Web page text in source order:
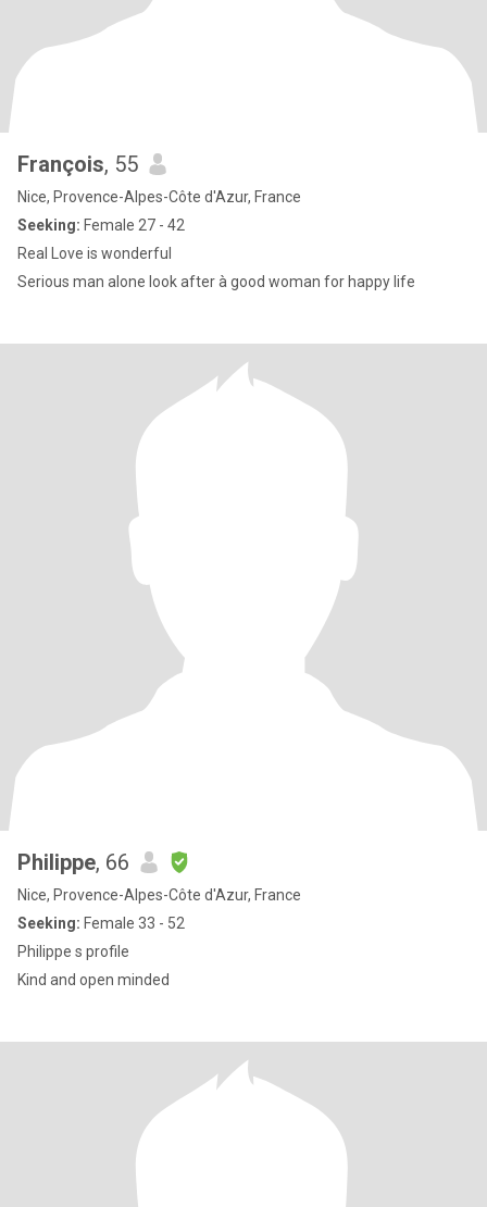
François, 55
Nice, Provence-Alpes-Côte d'Azur, France
Seeking: Female 27 - 42
Real Love is wonderful
Serious man alone look after à good woman for happy life
Philippe, 66
Nice, Provence-Alpes-Côte d'Azur, France
Seeking: Female 33 - 52
Philippe s profile
Kind and open minded